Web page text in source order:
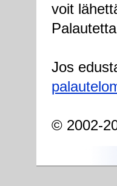
voit
Jos
© 2002-